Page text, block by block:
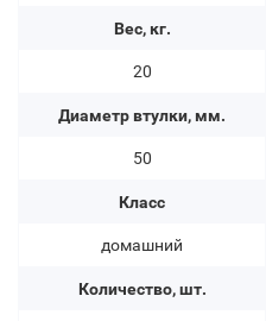
Вес, кг.
20
Диаметр втулки, мм.
50
Класс
домашний
Количество, шт.